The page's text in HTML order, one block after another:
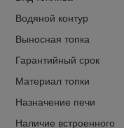
Водяной контур
Выносная топка
Гарантийный срок
Материал топки
Назначение печи
Наличие встроенного